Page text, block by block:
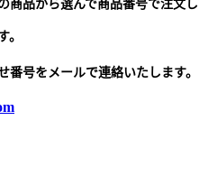
品から選んで商品番号で注文
。
番号をメールで連絡いたします。